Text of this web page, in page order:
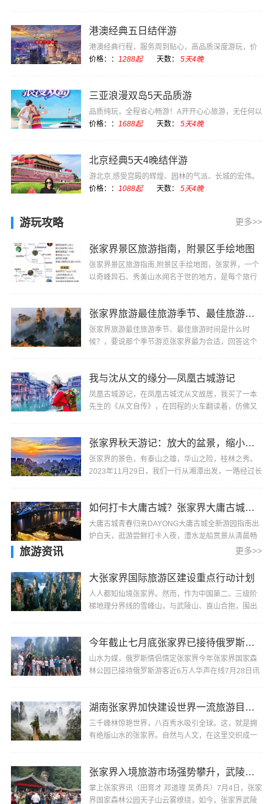
港澳经典五日结伴游
港澳经典行程，服务周到贴心，高品质深度游玩，价
格实惠
价格：： 1288起 天数： 5天4晚
三亚浪漫双岛5天品质游
品质纯玩，全程省心畅游！A开开心心旅游，无任何以
购物为目的的强···
价格：： 1688起 天数： 5天4晚
北京经典5天4晚结伴游
游北京,感受宫殿的辉煌、园林的气派、长城的宏伟。
感受现代化国际···
价格：： 1088起 天数： 5天4晚
游玩攻略 更多>>
张家界景区旅游指南，附景区手绘地图
张家界景区旅游指南,附景区手绘地图，张家界，一个
以奇峰异石、秀美山水闻名于世的地方，是每个旅行
张家界旅游最佳旅游季节、最佳旅游时间是什么时候？
张家界旅游最佳旅游季节、最佳旅游时间是什么时
候？，要说那个季节游览张家界最为合适，回答这个
我与沈从文的缘分—凤凰古城游记
凤凰古城游记，在凤凰古城沈从文故居，我买了一本
先生的《从文自传》，在回程的火车翻读着，仿佛又
张家界秋天游记：放大的盆景，缩小的仙境
张家界的景色，有泰山之雄，华山之险，桂林之秀。
2023年11月29日，我们一行从湘潭出发，一路经过长
如何打卡大庸古城？张家界大庸古城旅游指南
大庸古城青春归来DAYONG大庸古城全新游园指南出
炉白天，逛游尝鲜打卡入夜，澧水龙船赏景从清晨畅
玩至深夜一站式吃住游购娱！进入德胜门开启大庸游
旅游资讯 更多>>
大张家界国际旅游区建设重点行动计划
人人都知仙境张家界。然而，作为中国第二、三级阶
梯地理分界线的雪峰山，与武陵山、崀山合抱，围出
今年截止七月底张家界已接待俄罗斯游客近6万人
山水为媒，俄罗斯情侣情定张家界今年张家界国家森
林公园已接待俄罗斯游客近6万人华声在线7月28日讯
湖南张家界加快建设世界一流旅游目的地
三千峰林惊艳世界，八百秀水吸引全球。这，就是拥
有绝版山水的张家界。自然与人文，在这里交织成一
张家界入境旅游市场强势攀升，武陵源区接待境外游客超65.86万人次
掌上张家界讯（田育才 邓道理 吴勇兵）7月4日，张家
界国家森林公园天子山云雾缭绕，如今，张家界武陵